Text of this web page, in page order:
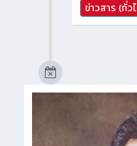
ข่าวสาร (ทั่ว